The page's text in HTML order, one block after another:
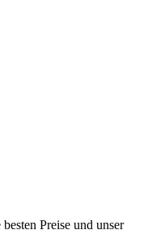
Preise und unser